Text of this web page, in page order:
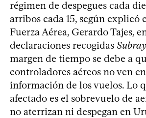
régimen de despegues cada
arribos cada 15, según explicó
Fuerza Aérea, Gerardo Tajes,
declaraciones recogidas
margen de tiempo se debe a
controladores aéreos no ven
información de los vuelos. Lo
afectado es el sobrevuelo de
no aterrizan ni despegan en